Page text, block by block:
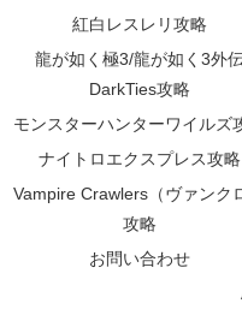
紅白レスレリ攻略
龍が如く極3/龍が如く3外
DarkTies攻略
モンスターハンターワイルズ
ナイトロエクスプレス攻略
Vampire Crawlers（ヴァンク
攻略
お問い合わせ